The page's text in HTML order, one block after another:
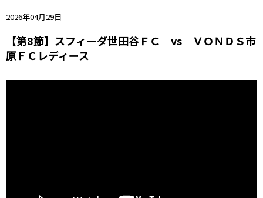
2026年04月29日
【第8節】スフィーダ世田谷ＦＣ vs ＶＯＮＤＳ市
原ＦＣレディース